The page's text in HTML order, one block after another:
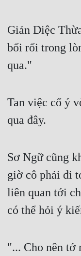
Giản Diệc
bối rối trong
qua."
Tan việc cố ý
qua đây.
Sơ Ngữ cũng
giờ cô phải đi
liên quan tới
có thể hỏi ý
"... Cho nên tớ